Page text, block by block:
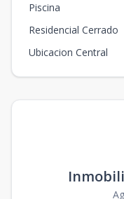
Piscina
Residencial Cerrado
Ubicacion Central